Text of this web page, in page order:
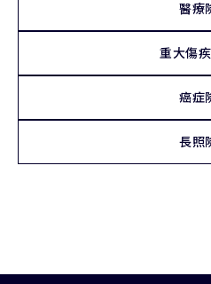
醫療
重大傷
癌症
長照